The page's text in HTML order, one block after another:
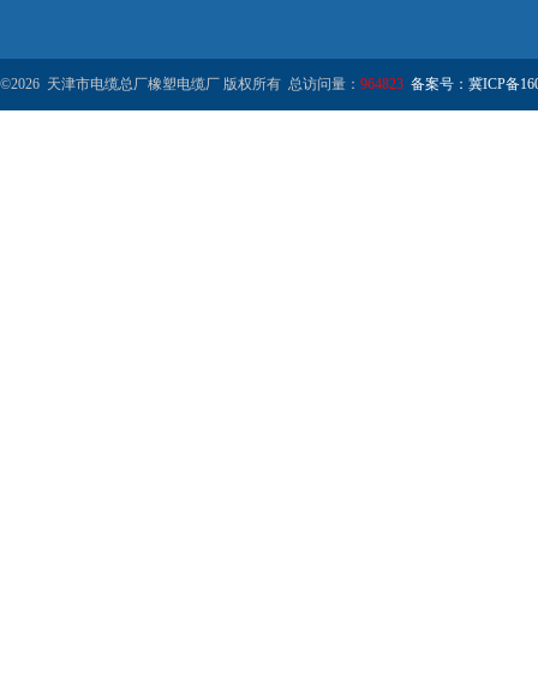
©2026 天津市电缆总厂橡塑电缆厂 版权所有 总访问量： 964823 备案号：冀ICP备